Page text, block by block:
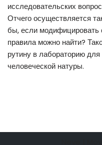
исследовательских
Отчего осуществляется
бы, если модифицировать
правила можно найти?
рутину в лабораторию
человеческой натуры.